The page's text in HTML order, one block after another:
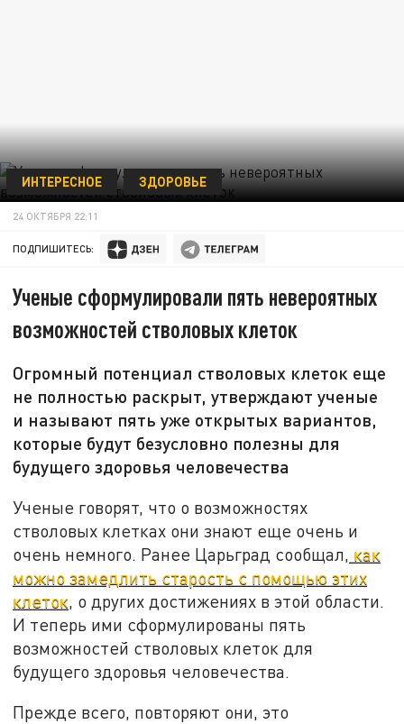
ИНТЕРЕСНОЕ ЗДОРОВЬЕ
24 ОКТЯБРЯ 22:11
ПОДПИШИТЕСЬ:
Ученые сформулировали пять невероятных
возможностей стволовых клеток
Огромный потенциал стволовых клеток еще
не полностью раскрыт, утверждают ученые
и называют пять уже открытых вариантов,
которые будут безусловно полезны для
будущего здоровья человечества
Ученые говорят, что о возможностях
стволовых клетках они знают еще очень и
очень немного. Ранее Царьград сообщал, как
можно замедлить старость с помощью этих
клеток, о других достижениях в этой области.
И теперь ими сформулированы пять
возможностей стволовых клеток для
будущего здоровья человечества.
Прежде всего, повторяют они, это